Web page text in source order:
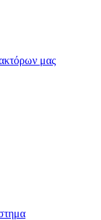
μας